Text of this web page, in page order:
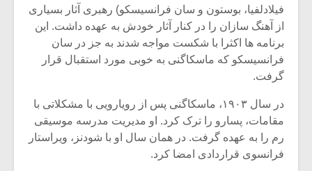
فیلادلفیا، بوستون و سان فرانسیسکو) رهبری آثار بسیاری
از آهنگ سازان را در کنار آثار خودش به عهده داشت. این
برنامه ها اکثرا با شکست مواجه شدند به جز در سان
فرانسیسکو که ماسکاگنی به خوبی مورد استقبال قرار
گرفت.
در سال ۱۹۰۳، ماسکاگنی پس از رویارویی با مشکلاتی با
مقامات، پسارو را ترک کرد. او مدیریت مدرسه موسیقی
رم را به عهده گرفت. در همان سال او با شودنز، ویراستار
فرانسوی قراردادی امضا کرد.
میکلوش روژا
یادداشتی بر موسیقی
متن فیلم «متری
شیش و نیم»
موریس ژار
موسیقی
موسیقی
برگزار